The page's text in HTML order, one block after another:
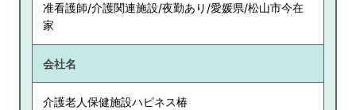
准看護師/介護関連施設/夜勤あり/愛媛県/松山市今在
家
会社名
介護老人保健施設ハピネス椿